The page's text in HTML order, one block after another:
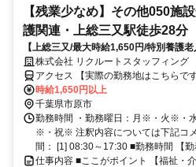
【残業少なめ】その他050施
護関連・上総三又駅徒歩28分
【上総三又/最大時給1,650円/特別養護
間～、勤務曜日の相談可能
株式会社 リクルートスタッフィング
アクセス 【実際の勤務地はこちらで
原市など)千葉県上総三又駅徒歩28分
時給1,650円以上
千葉県市原市
勤務時間 ・勤務曜日：月※・火※
※・祝※ 注釈内容については下記コ
間： [1] 08:30～17:30 ■勤務時間 【勤
仕事内容 ■ここがポイント 【福祉・